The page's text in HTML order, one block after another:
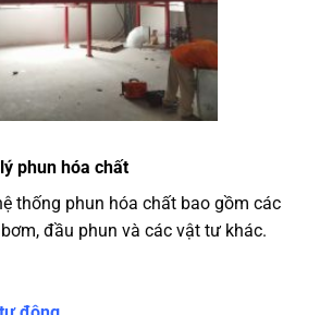
phun hóa chất
thống phun hóa chất bao gồm các
đầu phun và các vật tư khác.